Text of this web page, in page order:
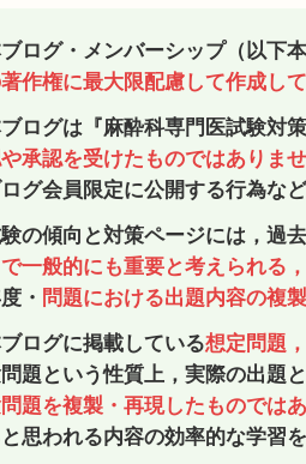
ログ・メンバーシップ（以下
作権に最大限配慮して作成し
ログは『麻酔科専門医試験対
承認を受けたものではありま
グ会員限定に公開する行為な
の傾向と対策ページには，過
一般的にも重要と考えられる
・ 問題における出題内容の複
ログに掲載している想定問題
題という性質上，実際の出題
題を複製・再現したものでは
思われる内容の効率的な学習